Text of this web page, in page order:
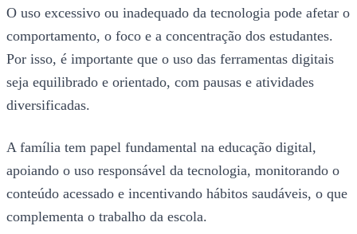
O uso excessivo ou inadequado da tecnologia pode afetar o
comportamento, o foco e a concentração dos estudantes.
Por isso, é importante que o uso das ferramentas digitais
seja equilibrado e orientado, com pausas e atividades
diversificadas.
A família tem papel fundamental na educação digital,
apoiando o uso responsável da tecnologia, monitorando o
conteúdo acessado e incentivando hábitos saudáveis, o que
complementa o trabalho da escola.